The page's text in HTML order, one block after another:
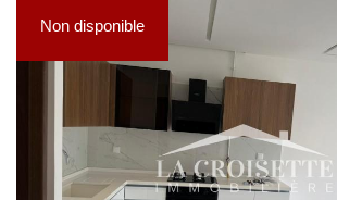
Non disponible